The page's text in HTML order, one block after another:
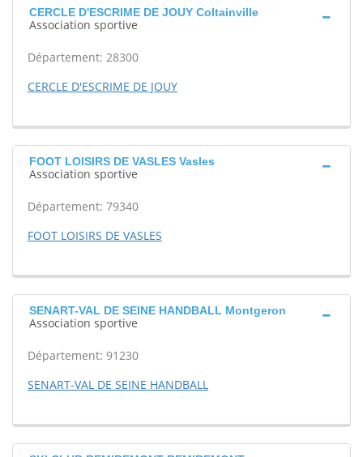
CERCLE D'ESCRIME DE JOUY Coltainville
Association sportive
Département: 28300
CERCLE D'ESCRIME DE JOUY
FOOT LOISIRS DE VASLES Vasles
Association sportive
Département: 79340
FOOT LOISIRS DE VASLES
SENART-VAL DE SEINE HANDBALL Montgeron
Association sportive
Département: 91230
SENART-VAL DE SEINE HANDBALL